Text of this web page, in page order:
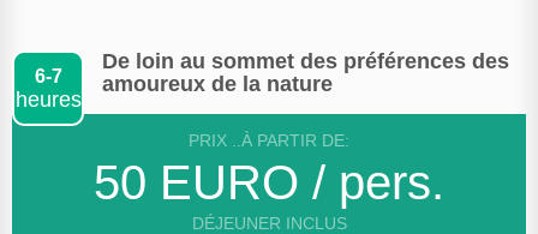
6-7
heures
De loin au sommet des préférences des
amoureux de la nature
PRIX ..À PARTIR DE:
50 EURO / pers.
DÉJEUNER INCLUS